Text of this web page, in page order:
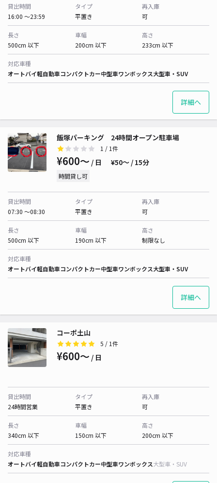
貸出時間
16:00 〜23:59
タイプ
平置き
再入庫
可
長さ
500cm 以下
車幅
200cm 以下
高さ
233cm 以下
対応車種
オートバイ軽自動車コンパクトカー中型車ワンボックス大型車・SUV
詳細へ
飯塚パーキング 24時間オープン駐車場
1 / 1件
¥600〜 / 日 ¥50〜 / 15分
時間貸し可
貸出時間
07:30 〜08:30
タイプ
平置き
再入庫
可
長さ
500cm 以下
車幅
190cm 以下
高さ
制限なし
対応車種
オートバイ軽自動車コンパクトカー中型車ワンボックス大型車・SUV
詳細へ
コーポ土山
5 / 1件
¥600〜 / 日
貸出時間
24時間営業
タイプ
平置き
再入庫
可
長さ
340cm 以下
車幅
150cm 以下
高さ
200cm 以下
対応車種
オートバイ軽自動車コンパクトカー中型車ワンボックス大型車・SUV